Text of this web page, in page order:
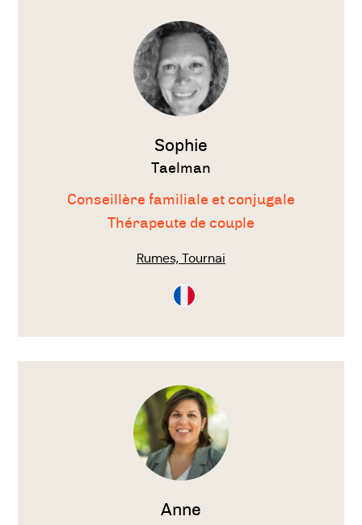
Sophie
Taelman
Conseillère familiale et conjugale
Thérapeute de couple
Rumes, Tournai
Consultation
en
Voir
Anne